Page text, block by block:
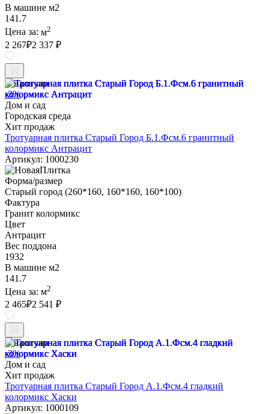
В машине м2
141.7
Цена за: м2
2 267₽2 337 ₽
В наличии
-3%
Дом и сад
Городская среда
Хит продаж
Тротуарная плитка Старый Город Б.1.Фсм.6 гранитный
колормикс Антрацит
Артикул: 1000230
Форма/размер
Старый город (260*160, 160*160, 160*100)
Фактура
Гранит колормикс
Цвет
Антрацит
Вес поддона
1932
В машине м2
141.7
Цена за: м2
2 465₽2 541 ₽
В наличии
-3%
Дом и сад
Хит продаж
Тротуарная плитка Старый Город А.1.Фсм.4 гладкий
колормикс Хаски
Артикул: 1000109